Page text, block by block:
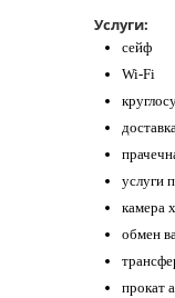
Услуги:
сейф
Wi-Fi
услуги
камера
обмен
прокат